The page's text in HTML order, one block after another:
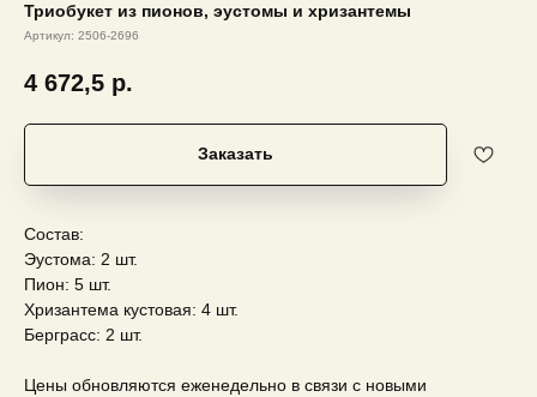
Триобукет из пионов, эустомы и хризантемы
Артикул: 2506-2696
4 672,5 р.
Заказать
Состав:
Эустома: 2 шт.
Пион: 5 шт.
Хризантема кустовая: 4 шт.
Берграсс: 2 шт.
Цены обновляются еженедельно в связи с новыми